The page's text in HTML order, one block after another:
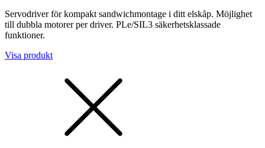
Servodriver för kompakt sandwichmontage i ditt elskåp. Möjlighet
till dubbla motorer per driver. PLe/SIL3 säkerhetsklassade
funktioner.
Visa produkt